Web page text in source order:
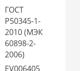
ГОСТ
Р50345-1-
2010 (МЭК
60898-2-
2006)
EV006405